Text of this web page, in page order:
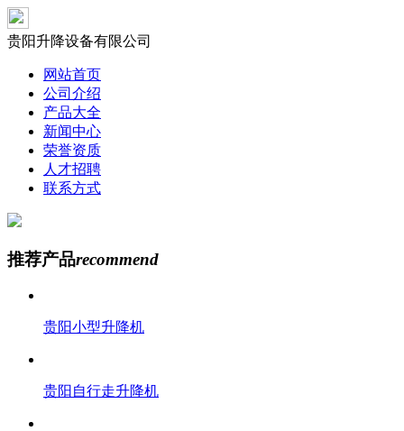
贵阳升降设备有限公司
网站首页
公司介绍
产品大全
新闻中心
荣誉资质
人才招聘
联系方式
推荐产品recommend
贵阳小型升降机
贵阳自行走升降机